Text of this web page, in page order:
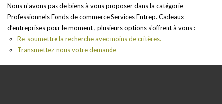
CONTACT
EN
Nous n'avons pas de biens à vous proposer dans la catégorie
Professionnels Fonds de commerce Services Entrep. Cadeaux
d’entreprises pour le moment , plusieurs options s'offrent à vous :
Re-soumettre la recherche avec moins de critères.
Transmettez-nous votre demande